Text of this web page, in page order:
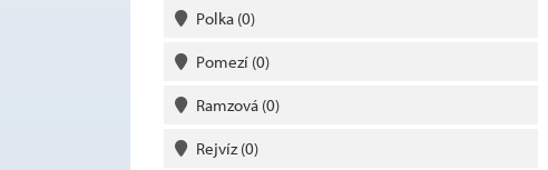
Polka (0)
Pomezí (0)
Ramzová (0)
Rejvíz(0)